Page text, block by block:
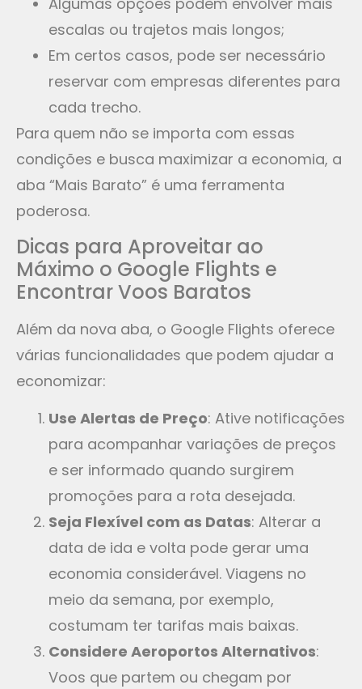
escalas ou trajetos mais longos;
Em certos casos, pode ser necessário
reservar com empresas diferentes para
cada trecho.
Para quem não se importa com essas
condições e busca maximizar a economia, a
aba “Mais Barato” é uma ferramenta
poderosa.
Dicas para Aproveitar ao
Máximo o Google Flights e
Encontrar Voos Baratos
Além da nova aba, o Google Flights oferece
várias funcionalidades que podem ajudar a
economizar:
Use Alertas de Preço: Ative notificações
para acompanhar variações de preços
e ser informado quando surgirem
promoções para a rota desejada.
Seja Flexível com as Datas: Alterar a
data de ida e volta pode gerar uma
economia considerável. Viagens no
meio da semana, por exemplo,
costumam ter tarifas mais baixas.
Considere Aeroportos Alternativos:
Voos que partem ou chegam por